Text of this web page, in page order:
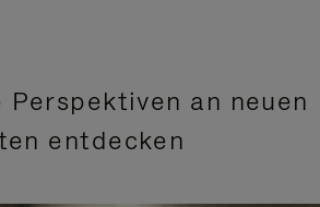
Perspektiven an neuen
entdecken